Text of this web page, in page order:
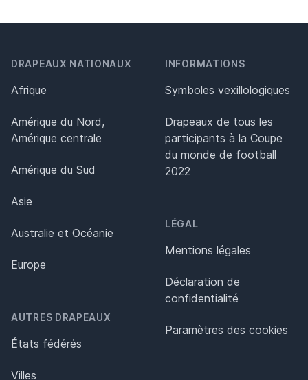
DRAPEAUX NATIONAUX
Afrique
Amérique du Nord,
Amérique centrale
Amérique du Sud
Asie
Australie et Océanie
Europe
AUTRES DRAPEAUX
États fédérés
Villes
INFORMATIONS
Symboles vexillologiques
Drapeaux de tous les
participants à la Coupe
du monde de football
2022
LÉGAL
Mentions légales
Déclaration de
confidentialité
Paramètres des cookies